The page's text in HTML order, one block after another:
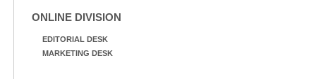
ONLINE DIVISION
EDITORIAL DESK
MARKETING DESK